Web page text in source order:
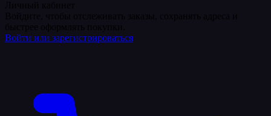
Войти или зарегистрироваться